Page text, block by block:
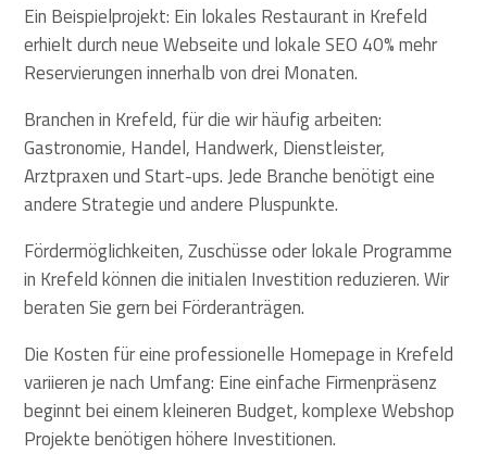
Ein Beispielprojekt: Ein lokales Restaurant in Krefeld
erhielt durch neue Webseite und lokale SEO 40% mehr
Reservierungen innerhalb von drei Monaten.
Branchen in Krefeld, für die wir häufig arbeiten:
Gastronomie, Handel, Handwerk, Dienstleister,
Arztpraxen und Start-ups. Jede Branche benötigt eine
andere Strategie und andere Pluspunkte.
Fördermöglichkeiten, Zuschüsse oder lokale Programme
in Krefeld können die initialen Investition reduzieren. Wir
beraten Sie gern bei Förderanträgen.
Die Kosten für eine professionelle Homepage in Krefeld
variieren je nach Umfang: Eine einfache Firmenpräsenz
beginnt bei einem kleineren Budget, komplexe Webshop
Projekte benötigen höhere Investitionen.